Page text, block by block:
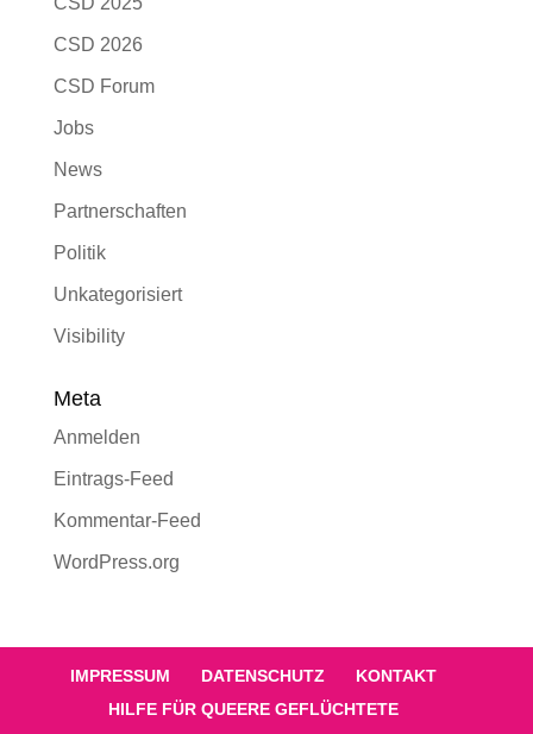
CSD 2026
CSD Forum
Jobs
News
Partnerschaften
Politik
Unkategorisiert
Visibility
Meta
Anmelden
Eintrags-Feed
Kommentar-Feed
WordPress.org
IMPRESSUM DATENSCHUTZ
KONTAKT
HILFE FÜR QUEERE GEFLÜCHTETE